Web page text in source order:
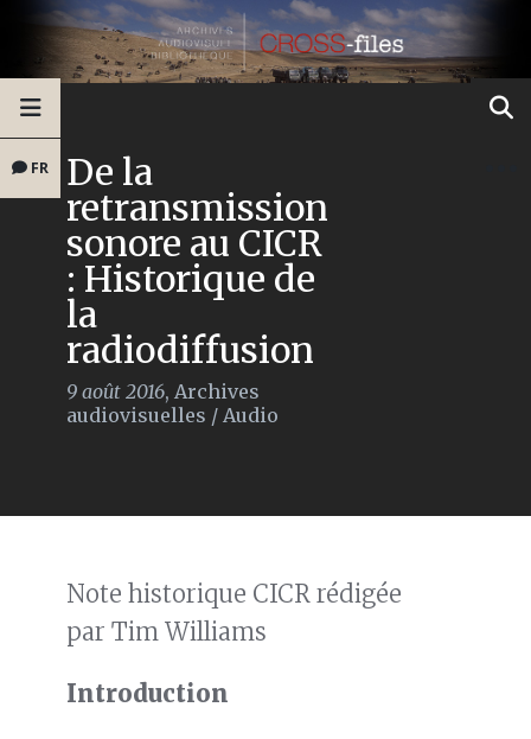
FR De la
retransmission
sonore au CICR
: Historique de
la
radiodiffusion
9 août 2016, Archives
audiovisuelles / Audio
Note historique CICR rédigée
par Tim Williams
Introduction